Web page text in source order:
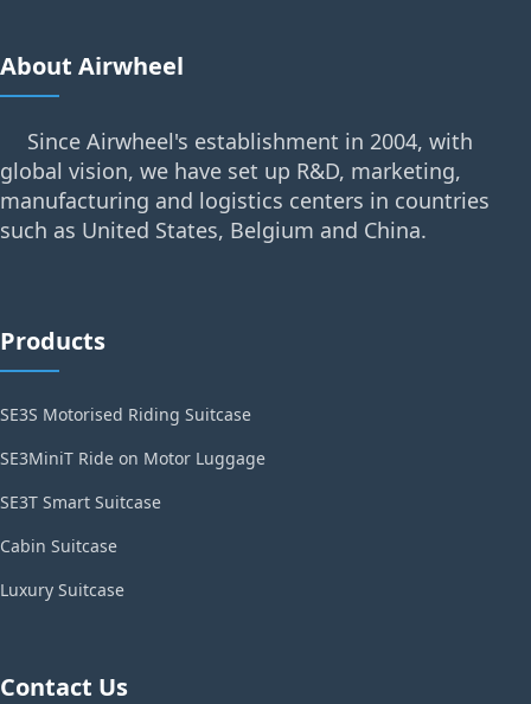
About Airwheel
Since Airwheel's establishment in 2004, with
global vision, we have set up R&D, marketing,
manufacturing and logistics centers in countries
such as United States, Belgium and China.
Products
SE3S Motorised Riding Suitcase
SE3MiniT Ride on Motor Luggage
SE3T Smart Suitcase
Cabin Suitcase
Luxury Suitcase
Contact Us